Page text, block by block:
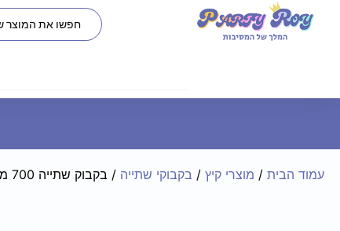
עמוד הבית / מוצרי קיץ / בקבוקי שתייה / בקבוק שתייה 700 מ"ל – ירוק מנטה